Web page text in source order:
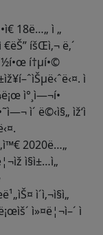
18ë…„ ì „
íšŒì‚¬ ë‚´
í†µí•©
ì
ì°¸ì—¬í•
ì´ ë©‹ì§„ ìž‘ì
2020ë…„
ì§ì±…ì„
ì´ì‚¬ì§ì„
ì»¤ë¦¬ì–´ ì